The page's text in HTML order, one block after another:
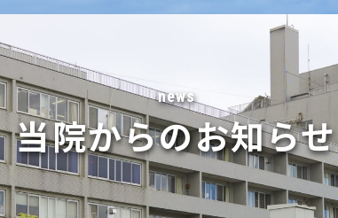
news
当院からのお知らせ